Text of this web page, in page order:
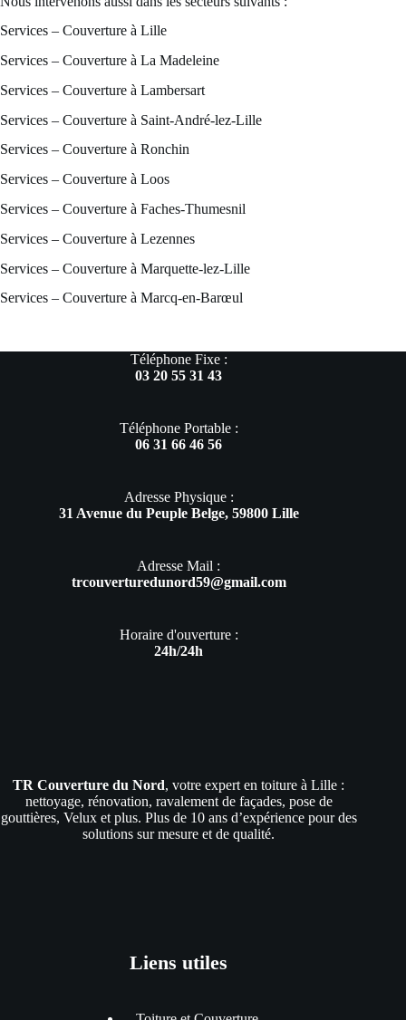
Services – Couverture à Lille
Services – Couverture à La Madeleine
Services – Couverture à Lambersart
Services – Couverture à Saint-André-lez-Lille
Services – Couverture à Ronchin
Services – Couverture à Loos
Services – Couverture à Faches-Thumesnil
Services – Couverture à Lezennes
Services – Couverture à Marquette-lez-Lille
Services – Couverture à Marcq-en-Barœul
Téléphone Fixe :
03 20 55 31 43
Téléphone Portable :
06 31 66 46 56
Adresse Physique :
31 Avenue du Peuple Belge, 59800 Lille
Adresse Mail :
trcouverturedunord59@gmail.com
Horaire d'ouverture :
24h/24h
TR Couverture du Nord, votre expert en toiture à Lille :
nettoyage, rénovation, ravalement de façades, pose de
gouttières, Velux et plus. Plus de 10 ans d’expérience pour des
solutions sur mesure et de qualité.
Liens utiles